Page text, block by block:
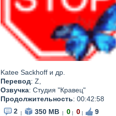
Katee Sackhoff и др.
Перевод: Z,
Озвучка: Студия "Кравец"
Продолжительность: 00:42:58
2
350 MB 0 0 9